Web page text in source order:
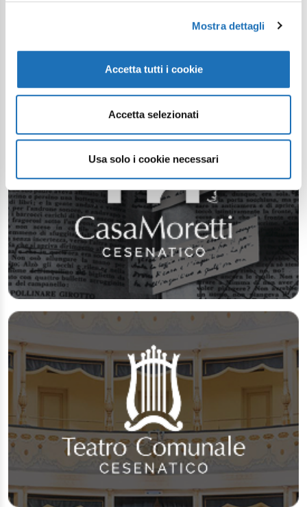
Mostra dettagli
Accetta tutti i cookie
Accetta selezionati
Usa solo i cookie necessari